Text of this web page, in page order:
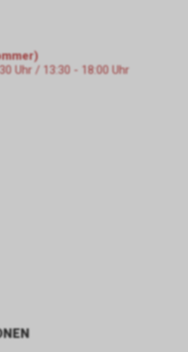
Uhr / 13:30 - 18:00 Uhr